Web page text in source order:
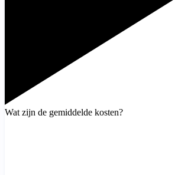
Wat zijn de gemiddelde kosten?